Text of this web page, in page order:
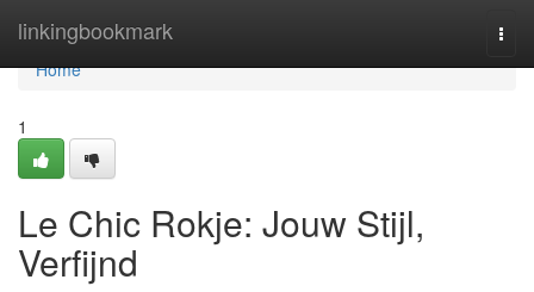
linkingbookmark
Home
Home
1
Le Chic Rokje: Jouw Stijl,
Verfijnd